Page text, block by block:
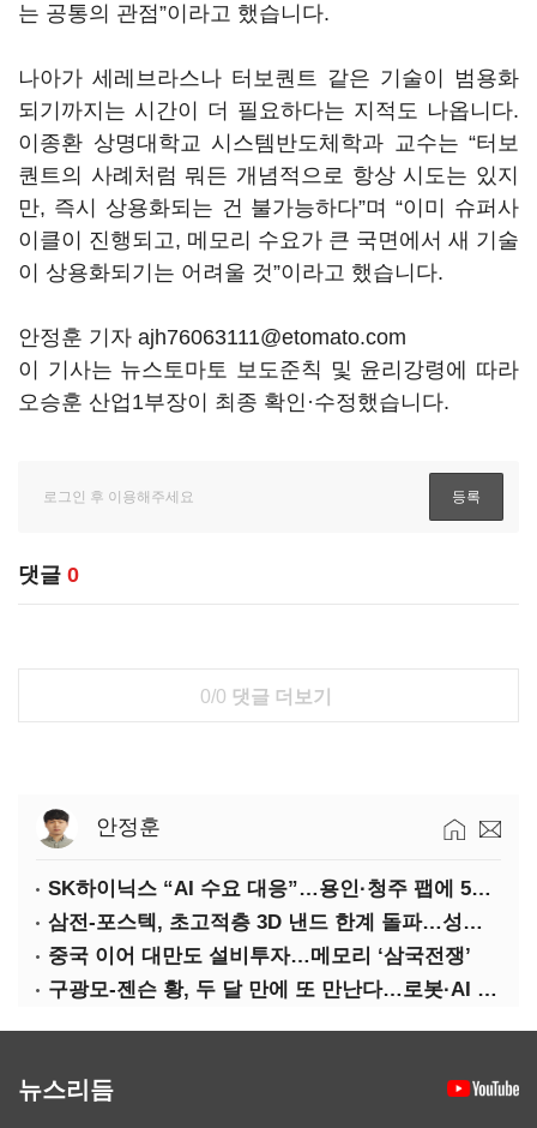
는 공통의 관점”이라고 했습니다.
나아가 세레브라스나 터보퀀트 같은 기술이 범용화
되기까지는 시간이 더 필요하다는 지적도 나옵니다.
이종환 상명대학교 시스템반도체학과 교수는 “터보
퀀트의 사례처럼 뭐든 개념적으로 항상 시도는 있지
만, 즉시 상용화되는 건 불가능하다”며 “이미 슈퍼사
이클이 진행되고, 메모리 수요가 큰 국면에서 새 기술
이 상용화되기는 어려울 것”이라고 했습니다.
안정훈 기자 ajh76063111@etomato.com
이 기사는 뉴스토마토 보도준칙 및 윤리강령에 따라
오승훈 산업1부장이 최종 확인·수정했습니다.
댓글 0
0/0 댓글 더보기
안정훈
SK하이닉스 “AI 수요 대응”…용인·청주 팹에 54조 투자
삼전-포스텍, 초고적층 3D 낸드 한계 돌파…성능·전력효율 개선
중국 이어 대만도 설비투자…메모리 ‘삼국전쟁’
구광모-젠슨 황, 두 달 만에 또 만난다…로봇·AI 등 논의
뉴스리듬